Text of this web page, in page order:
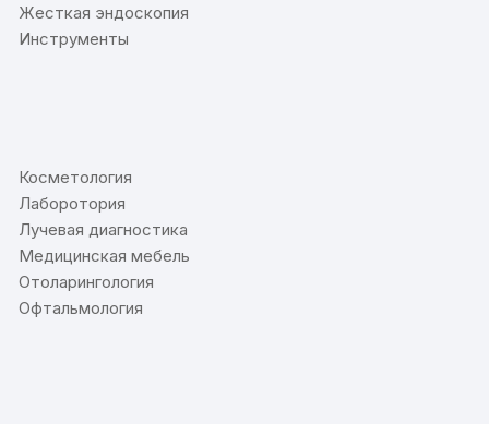
Жесткая эндоскопия
Инструменты
Косметология
Лаборотория
Лучевая диагностика
Медицинская мебель
Отоларингология
Офтальмология